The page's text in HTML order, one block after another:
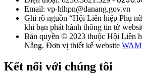
Email: vp-hlhpn@danang.gov.vn
Ghi rõ nguồn “Hội Liên hiệp Phụ
khi bạn phát hành thông tin từ
Bản quyền © 2023 thuộc Hội Liên
Nẵng. Đơn vị thiết kế website
Kết nối với chúng tôi